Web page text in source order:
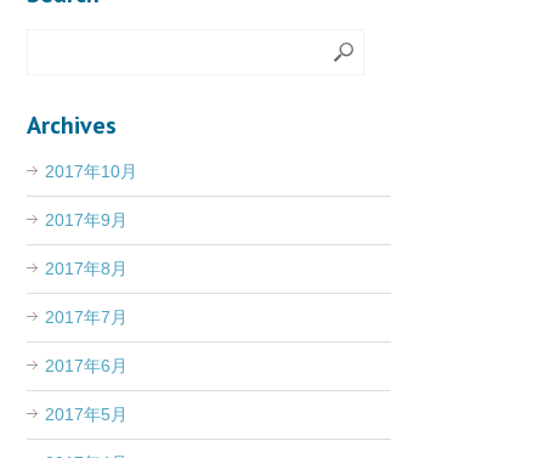
Archives
2017年10月
2017年9月
2017年8月
2017年7月
2017年6月
2017年5月